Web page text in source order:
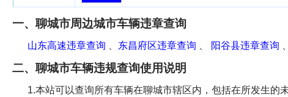
一、聊城市周边城市车辆违章查询
山东高速违章查询 东昌府区违章查询 阳谷县违章查询
二、聊城市车辆违规查询使用说明
1.本站可以查询所有车辆在聊城市辖区内，包括在所发生的